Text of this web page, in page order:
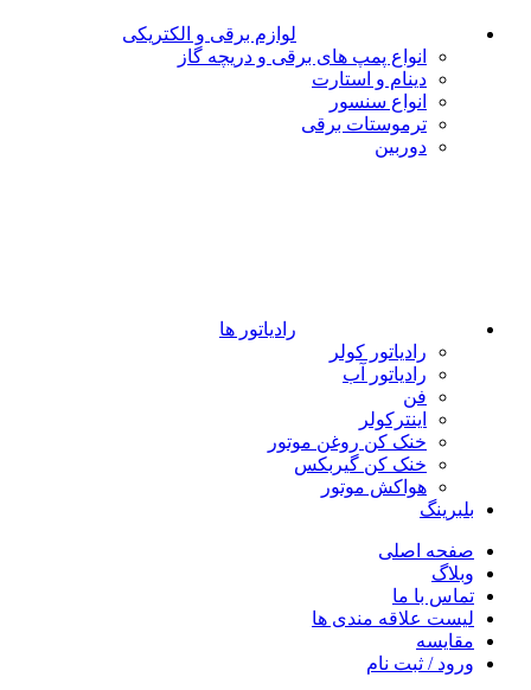
لوازم برقی و الکتریکی
انواع پمپ های برقی و دریچه گاز
دینام و استارت
انواع سنسور
ترموستات برقی
دوربین
رادیاتور ها
رادیاتور کولر
رادیاتور آب
فن
اینترکولر
خنک کن روغن موتور
خنک کن گیربکس
هواکش موتور
بلبرینگ
صفحه اصلی
وبلاگ
تماس با ما
لیست علاقه مندی ها
مقایسه
ورود / ثبت نام